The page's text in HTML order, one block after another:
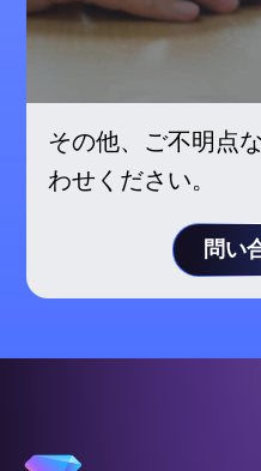
その他、ご不明点
わせください。
問い